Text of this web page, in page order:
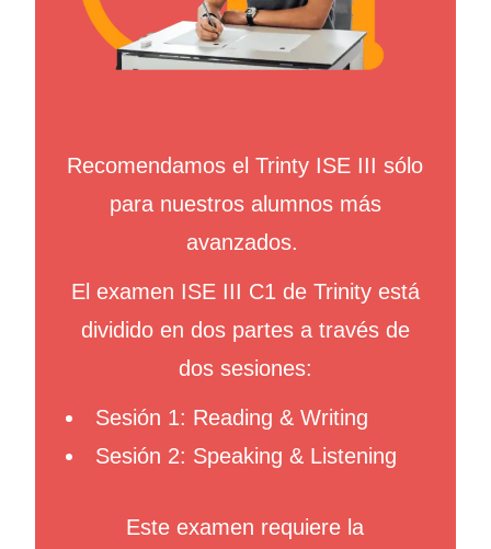
Recomendamos el Trinty ISE III sólo
para nuestros alumnos más
avanzados.
El examen ISE III C1 de Trinity está
dividido en dos partes a través de
dos sesiones:
Sesión 1: Reading & Writing
Sesión 2: Speaking & Listening
Este examen requiere la